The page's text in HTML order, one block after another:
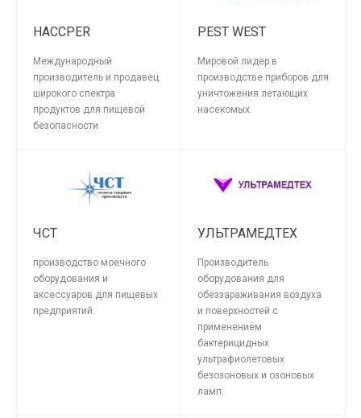
HACCPER
Международный
производитель и продавец
широкого спектра
продуктов для пищевой
безопасности
PEST WEST
Мировой лидер в
производстве приборов для
уничтожения летающих
насекомых.
ЧСТ
производство моечного
оборудования и
аксессуаров для пищевых
предприятий.
УЛЬТРАМЕДТЕХ
Производитель
оборудования для
обеззараживания воздуха
и поверхностей с
применением
бактерицидных
ультрафиолетовых
безозоновых и озоновых
ламп.